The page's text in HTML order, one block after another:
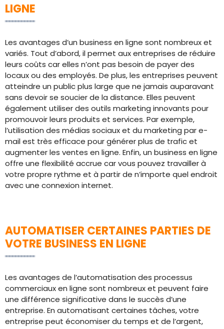
LIGNE
Les avantages d’un business en ligne sont nombreux et
variés. Tout d’abord, il permet aux entreprises de réduire
leurs coûts car elles n’ont pas besoin de payer des
locaux ou des employés. De plus, les entreprises peuvent
atteindre un public plus large que ne jamais auparavant
sans devoir se soucier de la distance. Elles peuvent
également utiliser des outils marketing innovants pour
promouvoir leurs produits et services. Par exemple,
l’utilisation des médias sociaux et du marketing par e-
mail est très efficace pour générer plus de trafic et
augmenter les ventes en ligne. Enfin, un business en ligne
offre une flexibilité accrue car vous pouvez travailler à
votre propre rythme et à partir de n’importe quel endroit
avec une connexion internet.
AUTOMATISER CERTAINES PARTIES DE
VOTRE BUSINESS EN LIGNE
Les avantages de l’automatisation des processus
commerciaux en ligne sont nombreux et peuvent faire
une différence significative dans le succès d’une
entreprise. En automatisant certaines tâches, votre
entreprise peut économiser du temps et de l’argent,